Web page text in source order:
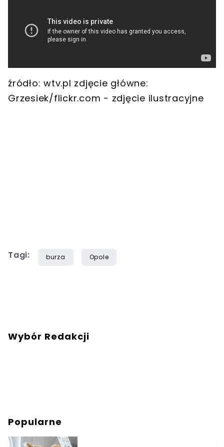
źródło: wtv.pl zdjęcie główne:
Grzesiek/flickr.com - zdjęcie ilustracyjne
Tagi: burza Opole
Wybór Redakcji
Popularne